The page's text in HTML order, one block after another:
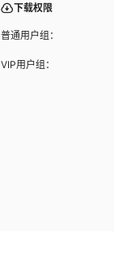
下载权限
普通用户组：
VIP用户组：